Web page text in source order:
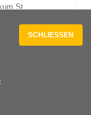
St.
29.07.2026
Anzeigentext
SCHLIESSEN